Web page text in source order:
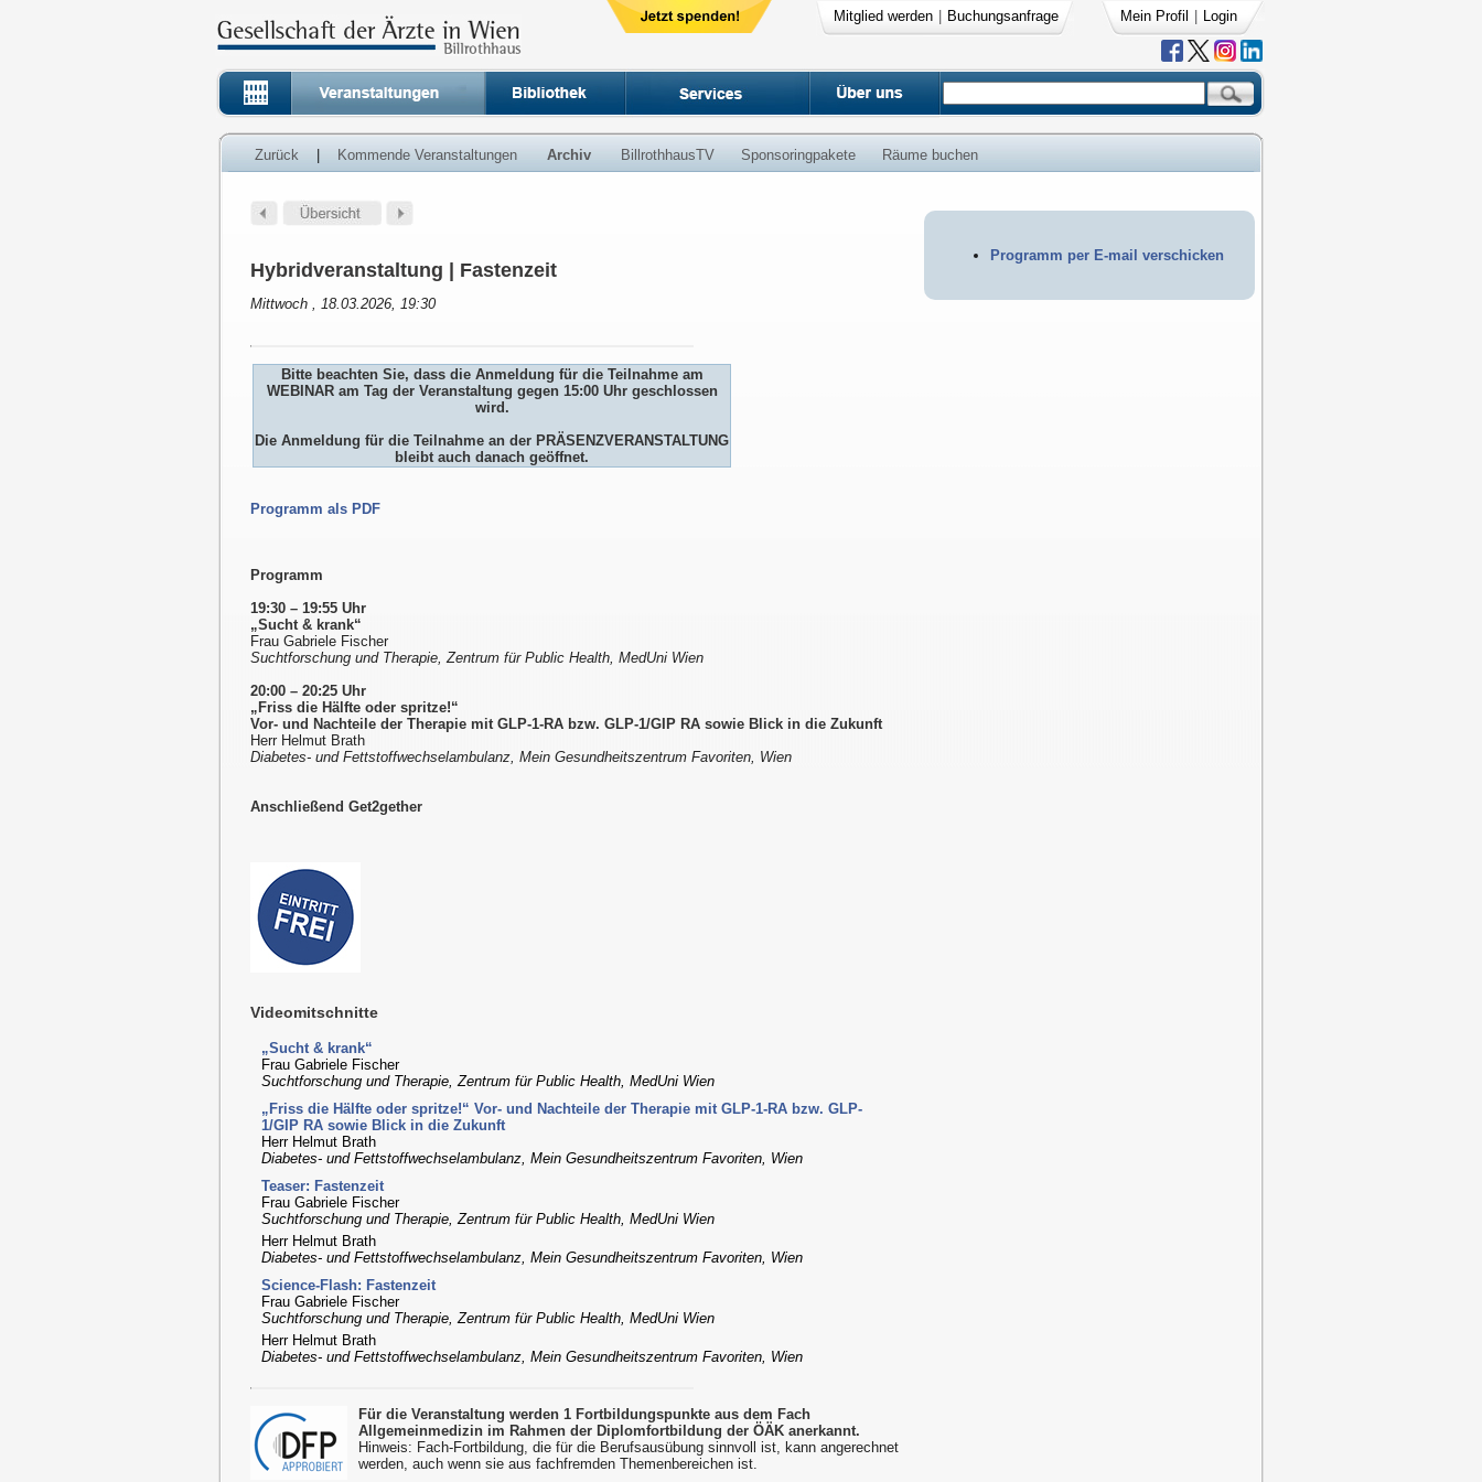
Mitglied werden Buchungsanfrage Mein Profil Login
Zurück Kommende Veranstaltungen Archiv BillrothhausTV Sponsoringpakete Räume buchen
Programm per E-mail verschicken
Hybridveranstaltung | Fastenzeit
Mittwoch , 18.03.2026, 19:30
Bitte beachten Sie, dass die Anmeldung für die Teilnahme am
WEBINAR am Tag der Veranstaltung gegen 15:00 Uhr geschlossen
wird.
Die Anmeldung für die Teilnahme an der PRÄSENZVERANSTALTUNG
bleibt auch danach geöffnet.
Programm als PDF
Programm
19:30 – 19:55 Uhr
„Sucht & krank“
Frau Gabriele Fischer
Suchtforschung und Therapie, Zentrum für Public Health, MedUni Wien
20:00 – 20:25 Uhr
„Friss die Hälfte oder spritze!“
Vor- und Nachteile der Therapie mit GLP-1-RA bzw. GLP-1/GIP RA sowie Blick in die Zukunft
Herr Helmut Brath
Diabetes- und Fettstoffwechselambulanz, Mein Gesundheitszentrum Favoriten, Wien
Anschließend Get2gether
Videomitschnitte
„Sucht & krank“
Frau Gabriele Fischer
Suchtforschung und Therapie, Zentrum für Public Health, MedUni Wien
„Friss die Hälfte oder spritze!“ Vor- und Nachteile der Therapie mit GLP-1-RA bzw. GLP-
1/GIP RA sowie Blick in die Zukunft
Herr Helmut Brath
Diabetes- und Fettstoffwechselambulanz, Mein Gesundheitszentrum Favoriten, Wien
Teaser: Fastenzeit
Frau Gabriele Fischer
Suchtforschung und Therapie, Zentrum für Public Health, MedUni Wien
Herr Helmut Brath
Diabetes- und Fettstoffwechselambulanz, Mein Gesundheitszentrum Favoriten, Wien
Science-Flash: Fastenzeit
Frau Gabriele Fischer
Suchtforschung und Therapie, Zentrum für Public Health, MedUni Wien
Herr Helmut Brath
Diabetes- und Fettstoffwechselambulanz, Mein Gesundheitszentrum Favoriten, Wien
Für die Veranstaltung werden 1 Fortbildungspunkte aus dem Fach
Allgemeinmedizin im Rahmen der Diplomfortbildung der ÖÄK anerkannt.
Hinweis: Fach-Fortbildung, die für die Berufsausübung sinnvoll ist, kann angerechnet
werden, auch wenn sie aus fachfremden Themenbereichen ist.